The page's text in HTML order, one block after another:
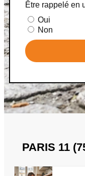
Être rappelé en
Oui
Non
PARIS 11